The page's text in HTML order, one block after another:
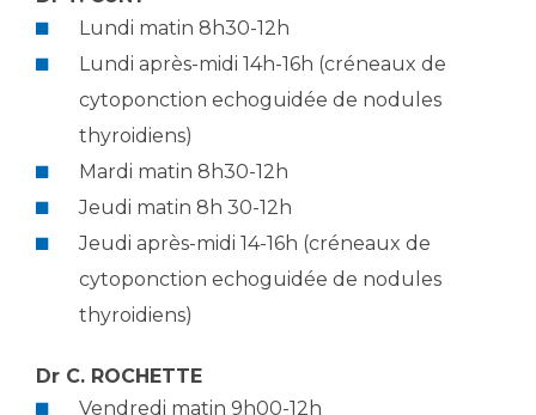
Qualité
Nos indicateurs qualité et de sécurité des soins
Protection des données
Sécurité
Les recherches en santé à l’AP-HM
Documents utiles
Lundi matin 8h30-12h
Lundi après-midi 14h-16h (créneaux de
cytoponction echoguidée de nodules
thyroidiens)
Mardi matin 8h30-12h
Jeudi matin 8h 30-12h
Jeudi après-midi 14-16h (créneaux de
cytoponction echoguidée de nodules
thyroidiens)
Dr C. ROCHETTE
Vendredi matin 9h00-12h